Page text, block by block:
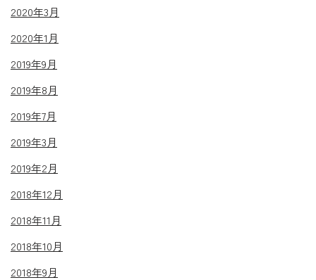
2020年3月
2020年1月
2019年9月
2019年8月
2019年7月
2019年3月
2019年2月
2018年12月
2018年11月
2018年10月
2018年9月